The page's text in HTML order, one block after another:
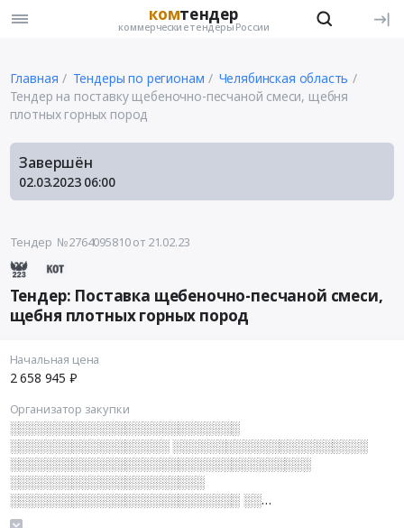
комтендер
коммерческие тендеры России
Главная Тендеры по регионам
Челябинская область
Тендер на поставку щебеночно-песчаной смеси, щебня
плотных горных пород
Завершён
02.03.2023 06:00
Тендер №2764095810от 21.02.23
Тендер: Поставка щебеночно-песчаной смеси,
щебня плотных горных пород
Начальная цена
2 658 945 ₽
Организатор закупки
░░░░░░░░░░░░░░░░░░░░░░░░░░
░░░░░░░░░░░░░░░░░░ ░░░░░░░░░░░░░░░░░░░░░░
░░░░░░░░░░░░░░░░░░░░░░░░░░░░░░░░░░
░░░░░░░░░░░░░░░░░░░░░░
░░░░░░░░░░░░░░░░░░░░░░░░░░ ░░
░░░░░░░░░░░░░░░░░░░░░░░░░░░░